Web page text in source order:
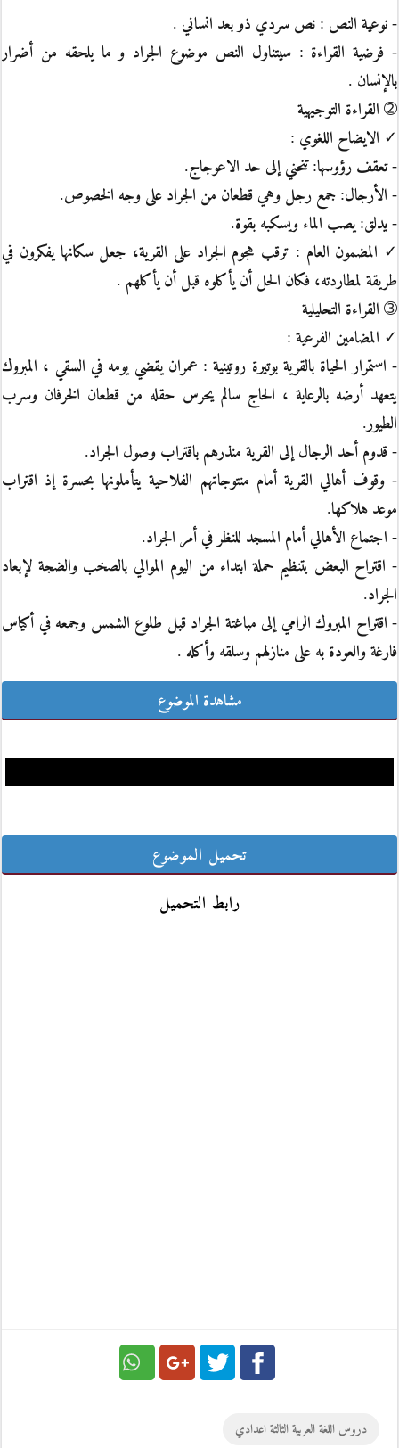
- نوعية النص : نص سردي ذو بعد انساني .
- فرضية القراءة : سيتناول النص موضوع الجراد و ما يلحقه من أضرار
بالإنسان .
➁ القراءة التوجيهية
✓ الايضاح اللغوي :
- تعقف رؤوسها: تنحني إلى حد الاعوجاج.
- الأرجال: جمع رجل وهي قطعان من الجراد على وجه الخصوص.
- يدلق: يصب الماء ويسكبه بقوة.
✓ المضمون العام : ترقب هجوم الجراد على القرية، جعل سكانها يفكرون في
طريقة لمطاردته، فكان الحل أن يأكلوه قبل أن يأكلهم .
➂ القراءة التحليلية
✓ المضامين الفرعية :
- استمرار الحياة بالقرية بوتيرة روتينية : عمران يقضي يومه في السقي ، المبروك
يتعهد أرضه بالرعاية ، الحاج سالم يحرس حقله من قطعان الخرفان وسرب
الطيور.
- قدوم أحد الرجال إلى القرية منذرهم باقتراب وصول الجراد.
- وقوف أهالي القرية أمام منتوجاتهم الفلاحية يتأملونها بحسرة إذ اقتراب
موعد هلاكها.
- اجتماع الأهالي أمام المسجد للنظر في أمر الجراد.
- اقتراح البعض بتنظيم حملة ابتداء من اليوم الموالي بالصخب والضجة لإبعاد
الجراد.
- اقتراح المبروك الرامي إلى مباغتة الجراد قبل طلوع الشمس وجمعه في أكياس
فارغة والعودة به على منازلهم وسلقه وأكله .
مشاهدة الموضوع
تحميل الموضوع
رابط التحميل
دروس اللغة العربية الثالثة اعدادي